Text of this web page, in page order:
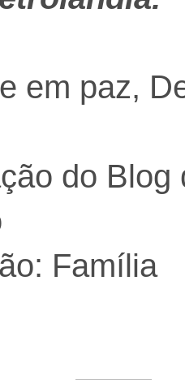
em paz,
do Blog
Família